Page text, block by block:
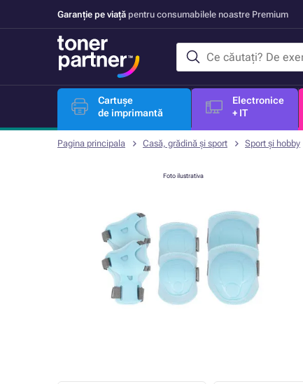
Garanție pe viață pentru consumabilele noastre Premium
Cartușe
de imprimantă
Electronice
+ IT
Pagina principala Casă, grădină și sport Sport și hobby
Foto ilustrativa